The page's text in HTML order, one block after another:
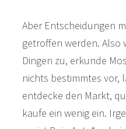
Aber Entscheidungen
getroffen werden. Also
Dingen zu, erkunde
nichts bestimmtes vor,
entdecke den Markt,
kaufe ein wenig ein.